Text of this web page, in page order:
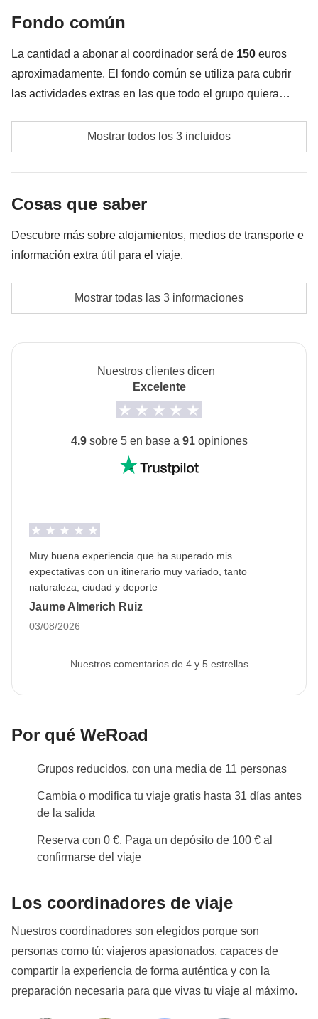
Todo lo que no se menciona en la sección "Qué está
Fondo común
La cantidad a abonar al coordinador será de 150 euros
aproximadamente. El fondo común se utiliza para cubrir
las actividades extras en las que todo el grupo quiera
anteriormente; por tal motivo el monto puede variar y
puede ser necesario implementarlo más, en todo caso se
devolverá la diferencia no utilizada.
Posibles actividades no detalladas en la sección de
'incluido'en el precio del viaje.
han acordado realizar, junto con la parte
pagadas con el fondo común: son realizadas por
proveedores locales ajenos a WeRoad (terceros) y se
aplican sus condiciones; WeRoad no interviene en
su gestión ni asume responsabilidad alguna
Mostrar todos los 3 incluidos
Cosas que saber
Descubre más sobre alojamientos, medios de transporte e
información extra útil para el viaje.
Alojamiento
Info sobre habitaciones privadas
Ver todos los detalles
Mostrar todas las 3 informaciones
Nuestros clientes dicen
Excelente
4.9sobre 5 en base a 91opiniones
Muy buena experiencia que ha superado mis
expectativas con un itinerario muy variado, tanto
naturaleza, ciudad y deporte
Jaume Almerich Ruiz
03/08/2026
Nuestros comentarios de 4 y 5 estrellas
Por qué WeRoad
Grupos reducidos, con una media de 11 personas
Cambia o modifica tu viaje gratis hasta 31 días antes
de la salida
Reserva con 0 €. Paga un depósito de 100 € al
confirmarse del viaje
Los coordinadores de viaje
Nuestros coordinadores son elegidos porque son
personas como tú: viajeros apasionados, capaces de
compartir la experiencia de forma auténtica y con la
preparación necesaria para que vivas tu viaje al máximo.